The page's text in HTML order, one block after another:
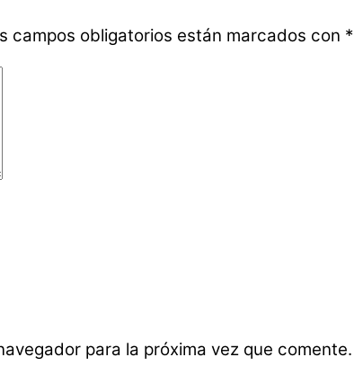
campos obligatorios están marcados con *
para la próxima vez que comente.